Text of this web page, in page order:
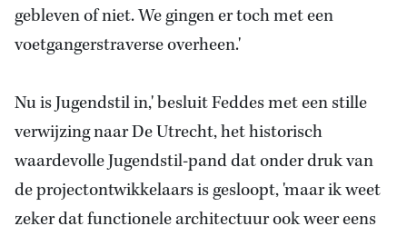
gebleven of niet. We gingen er toch met een
voetgangerstraverse overheen.'
Nu is Jugendstil in,' besluit Feddes met een stille
verwijzing naar De Utrecht, het historisch
waardevolle Jugendstil-pand dat onder druk van
de projectontwikkelaars is gesloopt, 'maar ik weet
zeker dat functionele architectuur ook weer eens